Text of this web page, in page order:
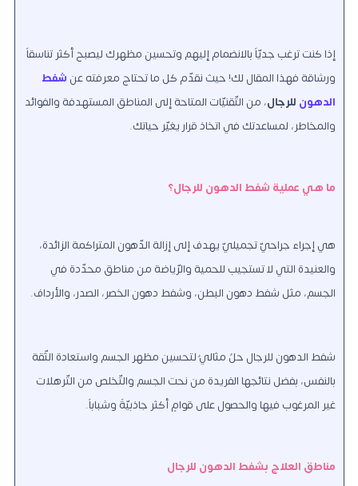
إذا كنت ترغب جديّاً بالانضمام إليهم وتحسين مظهرك ليصبح أكثر تناسقاً
ورشاقة فهذا المقال لك! حيث نقدّم كل ما تحتاج معرفته عن شفط
الدهون للرجال، من التّقنيّات المتاحة إلى المناطق المستهدفة والفوائد
والمخاطر، لمساعدتك في اتخاذ قرار يغيّر حياتك.
ما هي عملية شفط الدهون للرجال؟
هي إجراء جراحيّ تجميليّ يهدف إلى إزالة الدّهون المتراكمة الزائدة،
والعنيدة التي لا تستجيب للحمية والرّياضة من مناطق محدّدة في
الجسم، مثل شفط دهون البطن، وشفط دهون الخصر، الصدر، والأرداف.
شفط الدهون للرجال حلٌ مثاليٌ لتحسين مظهر الجسم واستعادة الثّقة
بالنفس، بفضل نتائجها الفريدة من نحت الجسم والتّخلص من التّرهلات
غير المرغوب فيها والحصول على قوامٍ أكثر جاذبيّةً وشباباً.
مناطق العلاج بشفط الدهون للرجال